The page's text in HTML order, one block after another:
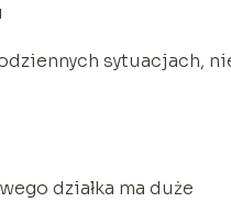
sytuacjach,
działka ma duże